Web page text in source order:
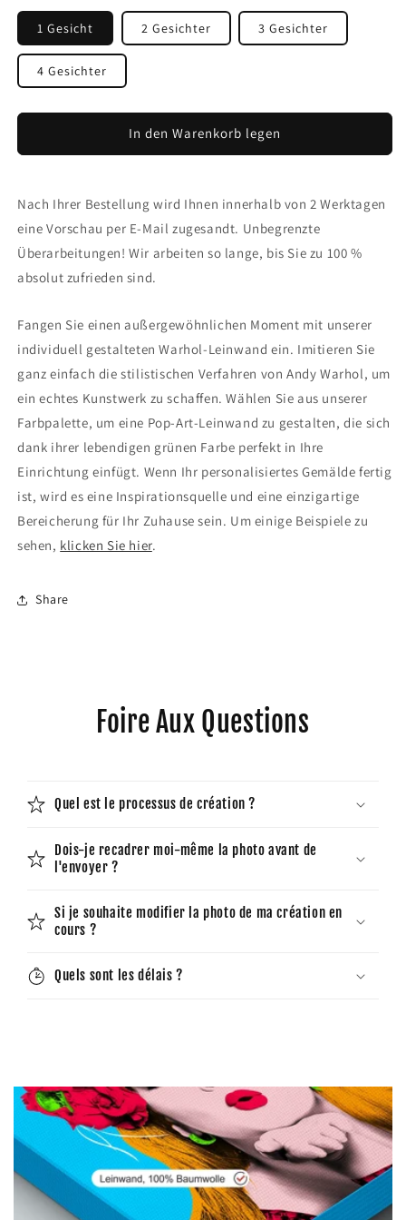
1 Gesicht 2 Gesichter 3 Gesichter
4 Gesichter
In den Warenkorb legen
Nach Ihrer Bestellung wird Ihnen innerhalb von 2 Werktagen
eine Vorschau per E-Mail zugesandt. Unbegrenzte
Überarbeitungen! Wir arbeiten so lange, bis Sie zu 100 %
absolut zufrieden sind.
Fangen Sie einen außergewöhnlichen Moment mit unserer
individuell gestalteten Warhol-Leinwand ein. Imitieren Sie
ganz einfach die stilistischen Verfahren von Andy Warhol, um
ein echtes Kunstwerk zu schaffen. Wählen Sie aus unserer
Farbpalette, um eine Pop-Art-Leinwand zu gestalten, die sich
dank ihrer lebendigen grünen Farbe perfekt in Ihre
Einrichtung einfügt. Wenn Ihr personalisiertes Gemälde fertig
ist, wird es eine Inspirationsquelle und eine einzigartige
Bereicherung für Ihr Zuhause sein. Um einige Beispiele zu
sehen, klicken Sie hier.
Share
Foire Aux Questions
Quel est le processus de création ?
Dois-je recadrer moi-même la photo avant de
l'envoyer ?
Si je souhaite modifier la photo de ma création en
cours ?
Quels sont les délais ?